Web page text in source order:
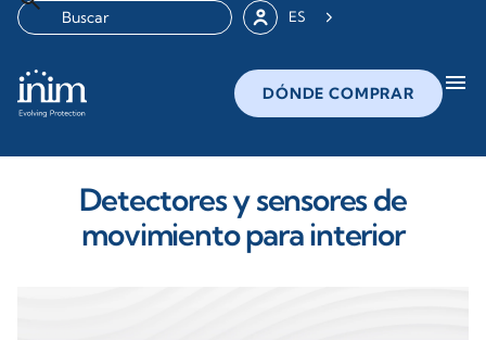
ES
DÓNDE COMPRAR menu
Detectores y sensores de
movimiento para interior